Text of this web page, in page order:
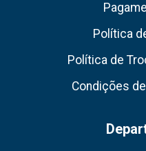
Política
Política de
Condições